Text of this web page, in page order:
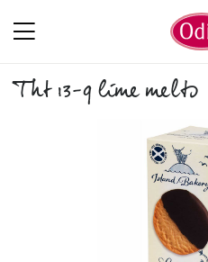
Tht 13-9 lime melts